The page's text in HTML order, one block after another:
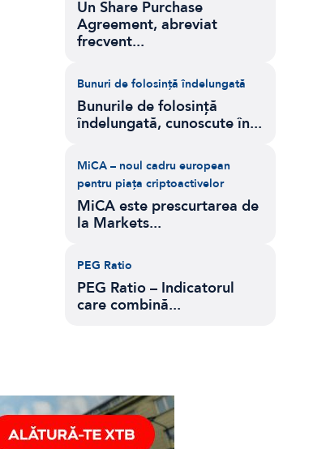
Un Share Purchase
Agreement, abreviat
frecvent...
Bunuri de folosință îndelungată
Bunurile de folosință
îndelungată, cunoscute în...
MiCA – noul cadru european
pentru piața criptoactivelor
MiCA este prescurtarea de
la Markets...
PEG Ratio
PEG Ratio – Indicatorul
care combină...